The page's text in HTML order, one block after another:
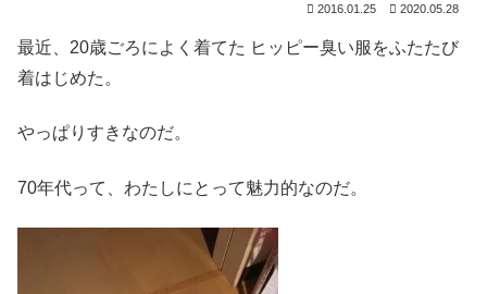
2016.01.25 2020.05.28
最近、20歳ごろによく着てた ヒッピー臭い服をふたたび
着はじめた。
やっぱりすきなのだ。
70年代って、わたしにとって魅力的なのだ。